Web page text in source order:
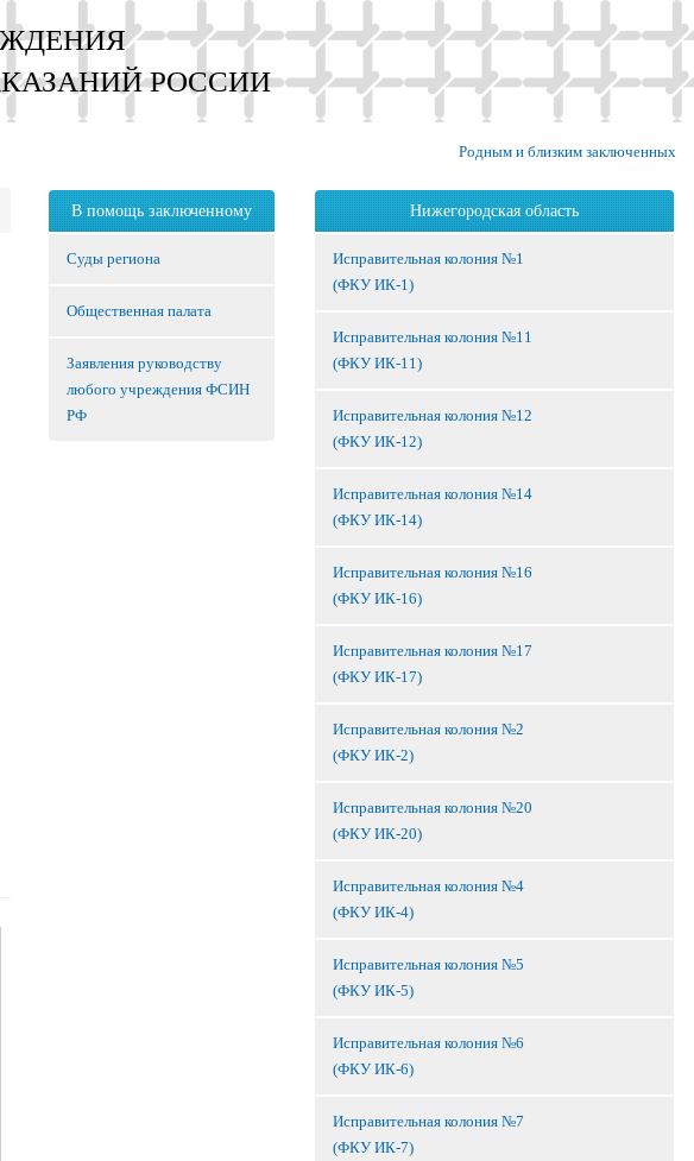
РОССИИ
Родным и близким заключенных
В помощь заключенному
Суды региона
Общественная палата
Заявления руководству
любого учреждения ФСИН
РФ
Нижегородская область
Исправительная колония №1
(ФКУ ИК-1)
Исправительная колония №11
(ФКУ ИК-11)
Исправительная колония №12
(ФКУ ИК-12)
Исправительная колония №14
(ФКУ ИК-14)
Исправительная колония №16
(ФКУ ИК-16)
Исправительная колония №17
(ФКУ ИК-17)
Исправительная колония №2
(ФКУ ИК-2)
Исправительная колония №20
(ФКУ ИК-20)
Исправительная колония №4
(ФКУ ИК-4)
Исправительная колония №5
(ФКУ ИК-5)
Исправительная колония №6
(ФКУ ИК-6)
Исправительная колония №7
(ФКУ ИК-7)